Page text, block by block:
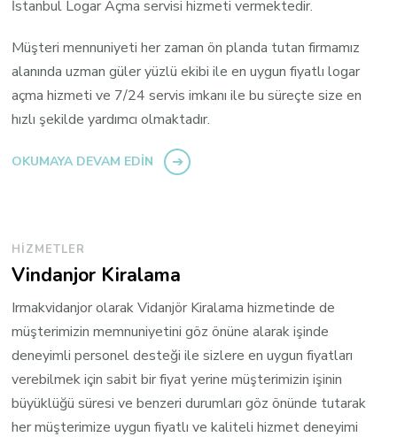
İstanbul Logar Açma servisi hizmeti vermektedir.
Müşteri mennuniyeti her zaman ön planda tutan firmamız
alanında uzman güler yüzlü ekibi ile en uygun fiyatlı logar
açma hizmeti ve 7/24 servis imkanı ile bu süreçte size en
hızlı şekilde yardımcı olmaktadır.
OKUMAYA DEVAM EDIN
HIZMETLER
Vindanjor Kiralama
Irmakvidanjor olarak Vidanjör Kiralama hizmetinde de
müşterimizin memnuniyetini göz önüne alarak işinde
deneyimli personel desteği ile sizlere en uygun fiyatları
verebilmek için sabit bir fiyat yerine müşterimizin işinin
büyüklüğü süresi ve benzeri durumları göz önünde tutarak
her müşterimize uygun fiyatlı ve kaliteli hizmet deneyimi